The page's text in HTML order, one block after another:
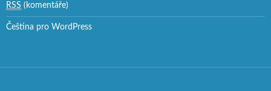
RSS (komentáře)
Čeština pro WordPress